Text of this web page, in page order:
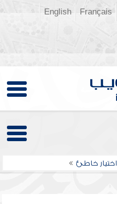
Français
English
اختيار خاطئ